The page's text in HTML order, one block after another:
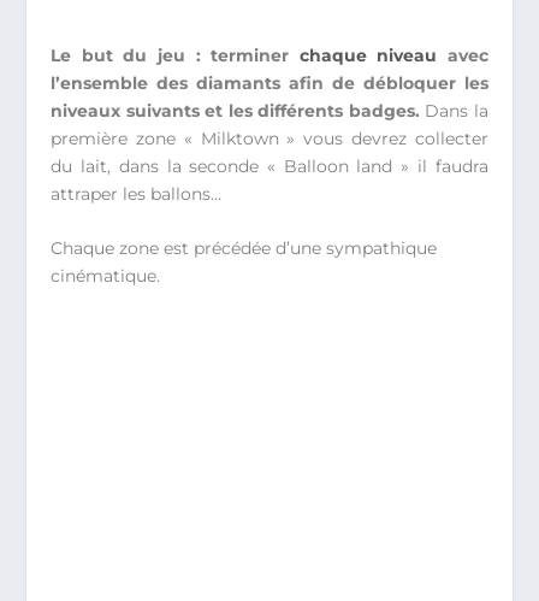
Le but du jeu : terminer chaque niveau avec
l’ensemble des diamants afin de débloquer les
niveaux suivants et les différents badges. Dans la
première zone « Milktown » vous devrez collecter
du lait, dans la seconde « Balloon land » il faudra
attraper les ballons…
Chaque zone est précédée d’une sympathique
cinématique.